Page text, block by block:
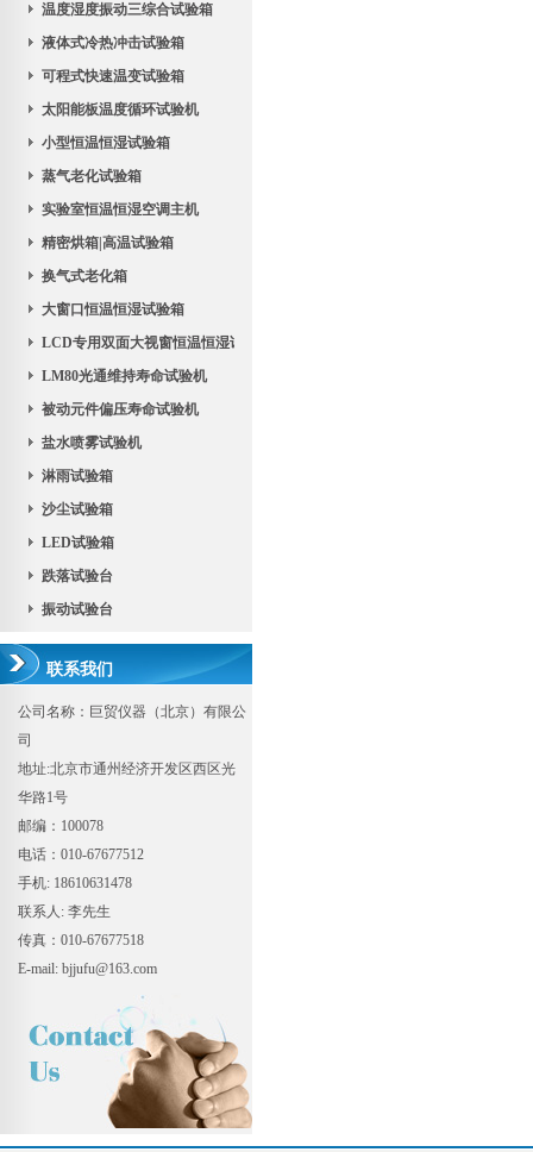
温度湿度振动三综合试验箱
液体式冷热冲击试验箱
可程式快速温变试验箱
太阳能板温度循环试验机
小型恒温恒湿试验箱
蒸气老化试验箱
实验室恒温恒湿空调主机
精密烘箱|高温试验箱
换气式老化箱
大窗口恒温恒湿试验箱
LCD专用双面大视窗恒温恒湿试验机
LM80光通维持寿命试验机
被动元件偏压寿命试验机
盐水喷雾试验机
淋雨试验箱
沙尘试验箱
LED试验箱
跌落试验台
振动试验台
联系我们
公司名称：巨贸仪器（北京）有限公
司
地址:北京市通州经济开发区西区光
华路1号
邮编：100078
电话：010-67677512
手机: 18610631478
联系人: 李先生
传真：010-67677518
E-mail: bjjufu@163.com